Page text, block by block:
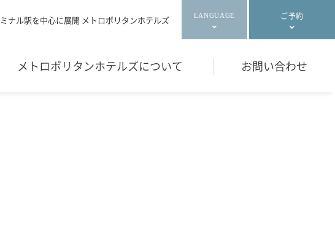
ナル駅を中心に展開 メトロポリタンホテルズ LANGUAGE ご予約
メトロポリタンホテルズについて お問い合わせ